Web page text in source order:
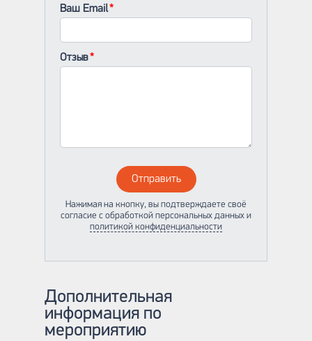
Ваш Email
Отзыв
Отправить
Нажимая на кнопку, вы подтверждаете своё
согласие с обработкой персональных данных и
политикой конфиденциальности
Дополнительная
информация по
мероприятию